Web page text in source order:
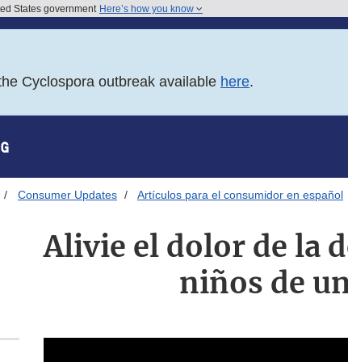
States government Here’s how you know
Cyclospora outbreak available here.
Consumer Updates Artículos para el consumidor en español
Alivie el dolor de la
niños de